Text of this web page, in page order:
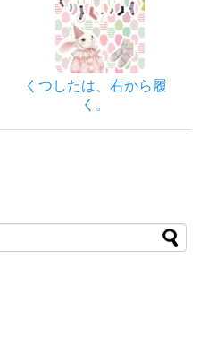
くつしたは、右から履
く。